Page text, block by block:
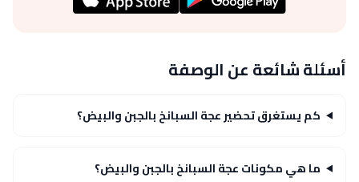
أسئلة شائعة عن الوصفة
كم يستغرق تحضير عجة السبانخ بالجبن والبيض؟
ما هي مكونات عجة السبانخ بالجبن والبيض؟